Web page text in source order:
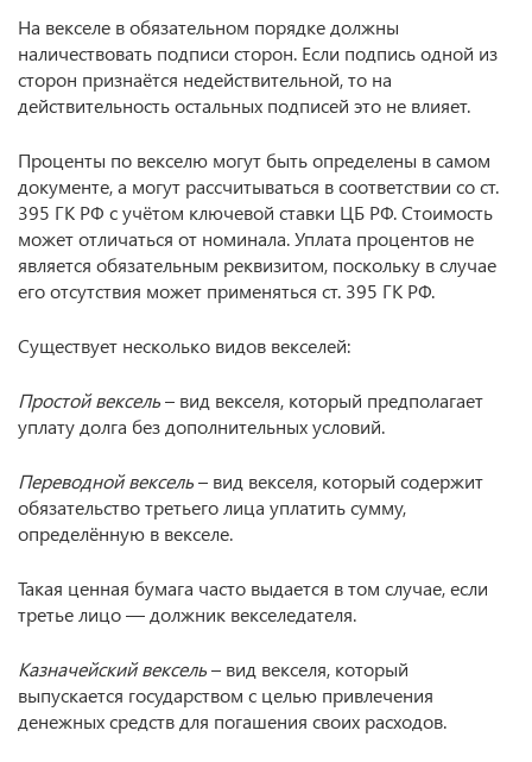
На векселе в обязательном порядке должны
наличествовать подписи сторон. Если подпись одной из
сторон признаётся недействительной, то на
действительность остальных подписей это не влияет.
Проценты по векселю могут быть определены в самом
документе, а могут рассчитываться в соответствии со ст.
395 ГК РФ с учётом ключевой ставки ЦБ РФ. Стоимость
может отличаться от номинала. Уплата процентов не
является обязательным реквизитом, поскольку в случае
его отсутствия может применяться ст. 395 ГК РФ.
Существует несколько видов векселей:
Простой вексель– вид векселя, который предполагает
уплату долга без дополнительных условий.
Переводной вексель– вид векселя, который содержит
обязательство третьего лица уплатить сумму,
определённую в векселе.
Такая ценная бумага часто выдается в том случае, если
третье лицо — должник векселедателя.
Казначейский вексель– вид векселя, который
выпускается государством с целью привлечения
денежных средств для погашения своих расходов.